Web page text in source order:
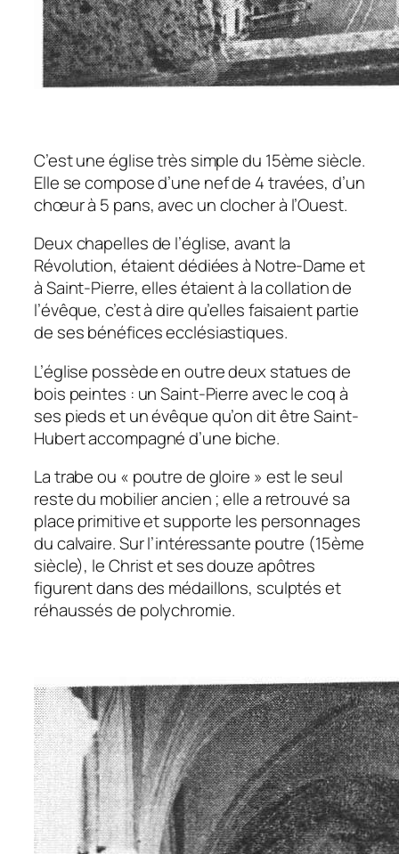
C’est une église très simple du 15ème siècle.
Elle se compose d’une nef de 4 travées, d’un
chœur à 5 pans, avec un clocher à l’Ouest.
Deux chapelles de l’église, avant la
Révolution, étaient dédiées à Notre-Dame et
à Saint-Pierre, elles étaient à la collation de
l’évêque, c’est à dire qu’elles faisaient partie
de ses bénéfices ecclésiastiques.
L’église possède en outre deux statues de
bois peintes : un Saint-Pierre avec le coq à
ses pieds et un évêque qu’on dit être Saint-
Hubert accompagné d’une biche.
La trabe ou « poutre de gloire » est le seul
reste du mobilier ancien ; elle a retrouvé sa
place primitive et supporte les personnages
du calvaire. Sur l’intéressante poutre (15ème
siècle), le Christ et ses douze apôtres
figurent dans des médaillons, sculptés et
réhaussés de polychromie.